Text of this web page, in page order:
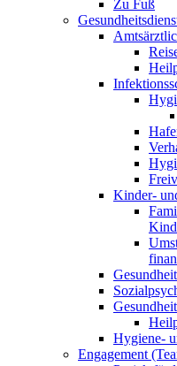
Zu Fuß
Kinder-
Hygiene-
Engagement